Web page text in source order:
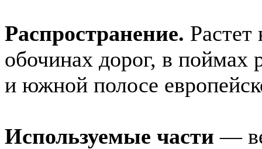
Распространение.
обочинах дорог, в поймах
и южной полосе
Используемые части—